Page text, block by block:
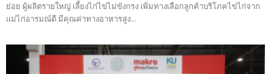
ย่อย ผู้ผลิตรายใหญ่ เลี้ยงไก่ไข่ไม่ขังกรง เพิ่มทางเลือกลูกค้าบริโภคไข่ไก่จาก
แม่ไก่อารมณ์ดี มีคุณค่าทางอาหารสูง...